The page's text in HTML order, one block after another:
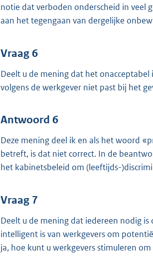
notie dat verboden onderscheid in veel
aan het tegengaan van dergelijke
Vraag 6
Deelt u de mening dat het
volgens de werkgever niet past bij het
Antwoord 6
Deze mening deel ik en als het woord
betreft, is dat niet correct. In de
het kabinetsbeleid om (leeftijds-
Vraag 7
Deelt u de mening dat iedereen nodig
intelligent is van werkgevers om
ja, hoe kunt u werkgevers stimuleren